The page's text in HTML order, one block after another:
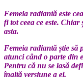
Femeia radiantă este
fi tot ceea ce este.
asta.
Femeia radiantă știe să
atunci când o parte din
Pentru că nu se lasă
înaltă versiune a ei.